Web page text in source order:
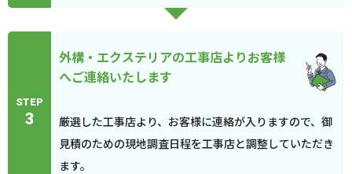
STEP
3
外構・エクステリアの工事店よりお客様
へご連絡いたします
厳選した工事店より、お客様に連絡が入りますので、御
見積のための現地調査日程を工事店と調整していただき
ます。